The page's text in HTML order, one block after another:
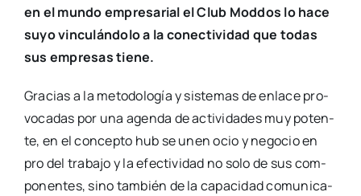
en el mun­do empre­sa­rial el Club Mod­dos lo hace
suyo vin­cu­lán­do­lo a la conec­ti­vi­dad que todas
sus empre­sas tie­ne.
Gra­cias a la meto­do­lo­gía y sis­te­mas de enla­ce pro­
vo­ca­das por una agen­da de acti­vi­da­des muy poten­
te, en el con­cep­to hub se unen ocio y nego­cio en
pro del tra­ba­jo y la efec­ti­vi­dad no solo de sus com­
po­nen­tes, sino tam­bién de la capa­ci­dad comu­ni­ca­